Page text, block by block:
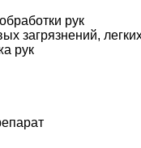
рук
загрязнений,
рук